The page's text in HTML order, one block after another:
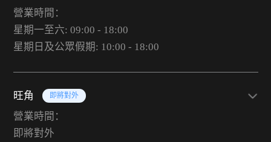
營業時間：
星期一至六: 09:00 - 18:00
星期日及公眾假期: 10:00 - 18:00
旺角 即將對外
營業時間：
即將對外